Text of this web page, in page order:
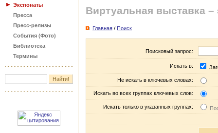
Экспонаты
Пресса
Пресс-релизы
События (Фото)
Библиотека
Термины
Виртуальная выставка –
Главная / Поиск
Поисковый запрос:
Искать в:
Не искать в ключевых словах:
Искать во всех группах ключевых слов:
Искать только в указанных группах: